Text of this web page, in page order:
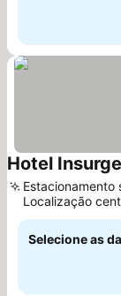
Hotel
Estacionamento
Localização
Tepic
Selecione as